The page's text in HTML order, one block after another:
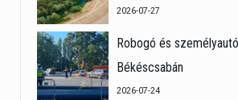
2026-07-27
Robogó és
Békéscsabán
2026-07-24